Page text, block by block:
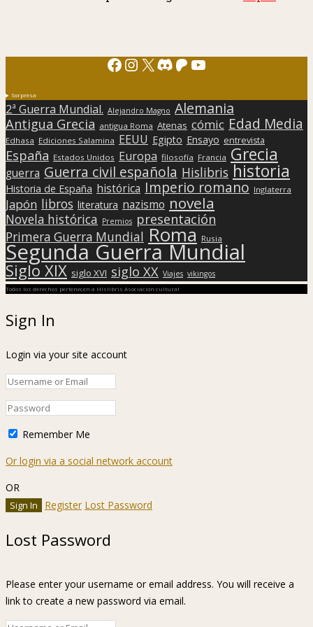
Facebook
Instagram
X Discord
Patreon
YouTube
Sorpresa
2ª Guerra Mundial. Alejandro Magno Alemania
Antigua Grecia antigua Roma Atenas cómic Edad Media
Edhasa Ediciones Salamina EEUU Egipto Ensayo entrevista
España Estados Unidos Europa filosofía Francia Grecia
guerra Guerra civil española Hislibris historia
Historia de España histórica Imperio romano Inglaterra
Japón libros literatura nazismo novela
Novela histórica Premios presentación
Primera Guerra Mundial Roma Rusia
Segunda Guerra Mundial
Siglo XIX siglo XVI siglo XX Viajes vikingos
Todos los derechos pertenecen a Hislibris Asociación cultural
Sign In
Login via your site account
Remember Me
Or login via a social network account
OR
Register Lost Password
Lost Password
Please enter your username or email address. You will receive a
link to create a new password via email.